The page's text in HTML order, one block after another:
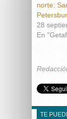
norte:
28
En
TE